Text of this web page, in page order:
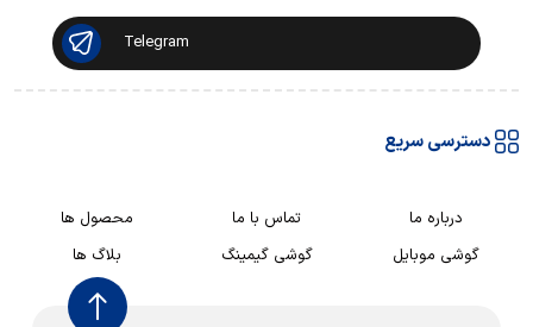
Telegram
دسترسی سریع
درباره ما تماس با ما
محصول ها
گوشی موبایل
گوشی گیمینگ بلاگ ها